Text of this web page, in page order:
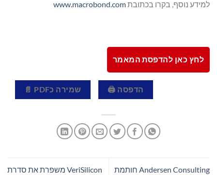
למידע נוסף, בקרו בכתובתwww.macrobond.com
לחץ כאן להדפסת המאמר
הדפסה 🖨 שמירה כPDF 📄
Andersen Consulting חותמת
VeriSilicon משפרת את סדרת